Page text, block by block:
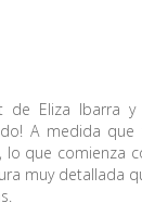
Eliza Ibarra y
A medida
que comienza
muy detallada